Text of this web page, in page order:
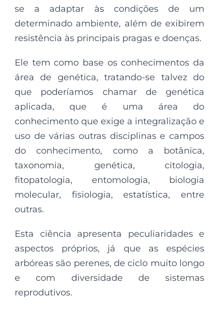
se a adaptar às condições de um
determinado ambiente, além de exibirem
resistência às principais pragas e doenças.
Ele tem como base os conhecimentos da
área de genética, tratando-se talvez do
que poderíamos chamar de genética
aplicada, que é uma área do
conhecimento que exige a integralização e
uso de várias outras disciplinas e campos
do conhecimento, como a botânica,
taxonomia, genética, citologia,
fitopatologia, entomologia, biologia
molecular, fisiologia, estatística, entre
outras.
Esta ciência apresenta peculiaridades e
aspectos próprios, já que as espécies
arbóreas são perenes, de ciclo muito longo
e com diversidade de sistemas
reprodutivos.